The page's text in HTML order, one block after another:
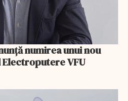
numirea unui nou
VFU